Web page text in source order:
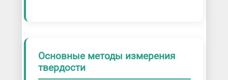
Основные методы измерения
твердости